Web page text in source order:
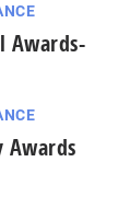
Awards-
Awards